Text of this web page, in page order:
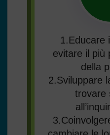
1.Educare
evitare il più
della
2.Sviluppare
trovare